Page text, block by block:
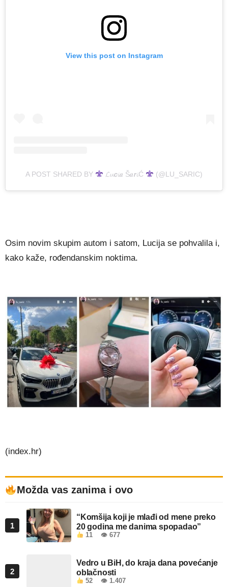
View this post on Instagram
A POST SHARED BY 𝓛𝓾𝙘𝓲𝒂 Š𝒂𝙧𝓲Ć (@LU_SARIC)
Osim novim skupim autom i satom, Lucija se pohvalila i,
kako kaže, rođendanskim noktima.
(index.hr)
Možda vas zanima i ovo
1
“Komšija koji je mlađi od mene preko
20 godina me danima spopadao”
11 👁 677
2
Vedro u BiH, do kraja dana povećanje
oblačnosti
52 👁 1.407